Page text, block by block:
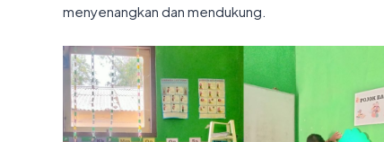
menyenangkan dan mendukung.